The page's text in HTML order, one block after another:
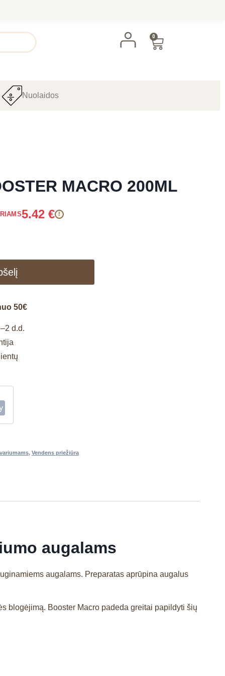
0
Nuolaidos
MACRO 200ML
5.42 € !
50€
d.d.
, Vendens priežiūra
augalams
augalams. Preparatas aprūpina augalus
blogėjimą. Booster Macro padeda greitai papildyti šių